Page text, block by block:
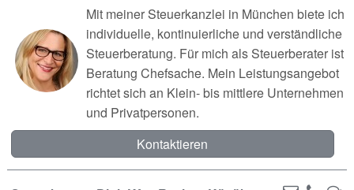
Mit meiner Steuerkanzlei in München biete ich
individuelle, kontinuierliche und verständliche
Steuerberatung. Für mich als Steuerberater ist
Beratung Chefsache. Mein Leistungsangebot
richtet sich an Klein- bis mittlere Unternehmen
und Privatpersonen.
Kontaktieren